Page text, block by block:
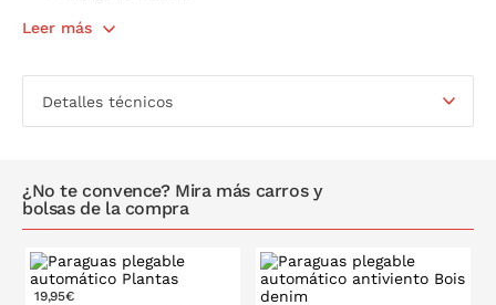
Diámetro: 96 cm
Leer más
Detalles técnicos
¿No te convence? Mira más carros y
bolsas de la compra
19,95€